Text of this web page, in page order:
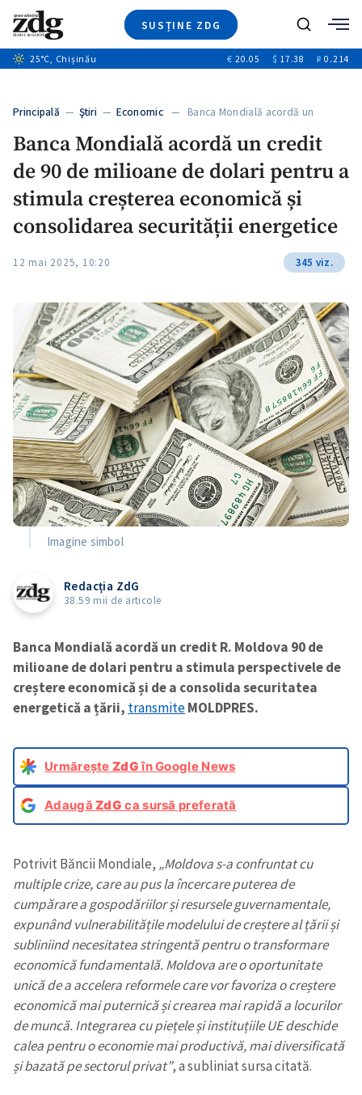
SUSȚINE ZDG
Ştiri
+12
Video
Special
Blog
ZdGust
Caută
25°C, Chișinău € 20.05 $ 17.38 ₽ 0.214
Principală — Ştiri — Economic— Banca Mondială acordă un
Banca Mondială acordă un credit
de 90 de milioane de dolari pentru a
stimula creșterea economică și
consolidarea securității energetice
12 mai 2025, 10:20 345 viz.
Imagine simbol
Redacția ZdG
38.59 mii de articole
Banca Mondială acordă un credit R. Moldova 90 de
milioane de dolari pentru a stimula perspectivele de
creștere economică și de a consolida securitatea
energetică a țării, transmiteMOLDPRES.
Urmărește ZdGîn Google News
AdaugăZdG ca sursă preferată
Potrivit Băncii Mondiale, „Moldova s-a confruntat cu
multiple crize, care au pus la încercare puterea de
cumpărare a gospodăriilor și resursele guvernamentale,
expunând vulnerabilitățile modelului de creștere al țării și
subliniind necesitatea stringentă pentru o transformare
economică fundamentală. Moldova are o oportunitate
unică de a accelera reformele care vor favoriza o creștere
economică mai puternică și crearea mai rapidă a locurilor
de muncă. Integrarea cu piețele și instituțiile UE deschide
calea pentru o economie mai productivă, mai diversificată
și bazată pe sectorul privat”, a subliniat sursa citată.